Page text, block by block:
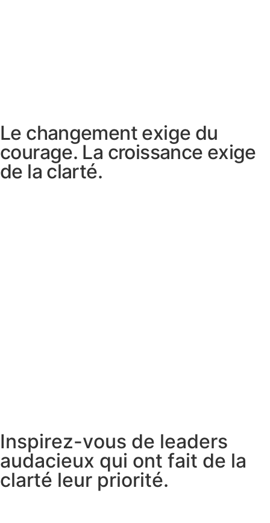
Le changement exige du
courage. La croissance exige
de la clarté.
Inspirez-vous de leaders
audacieux qui ont fait de la
clarté leur priorité.